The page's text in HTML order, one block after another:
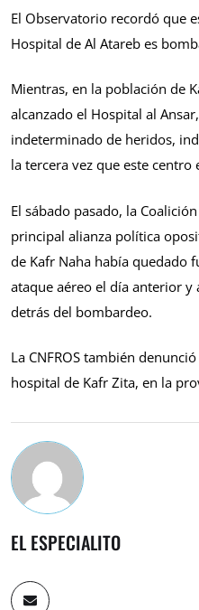
El Observatorio recordó que
Hospital de Al Atareb es
Mientras, en la población de
alcanzado el Hospital al
indeterminado de heridos,
la tercera vez que este
El sábado pasado, la
principal alianza política
de Kafr Naha había quedado
ataque aéreo el día anterior y
detrás del bombardeo.
La CNFROS también
hospital de Kafr Zita, en la
EL ESPECIALITO